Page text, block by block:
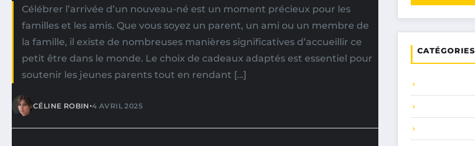
Célébrer l’arrivée d’un nouveau-né est un moment précieux pour les
familles et les amis. Que vous soyez un parent, un ami ou un membre de
la famille, il existe de nombreuses manières significatives d’accueillir ce
petit être dans le monde. Le choix de cadeaux adaptés est essentiel pour
soutenir les jeunes parents tout en rendant […]
CÉLINE ROBIN•4 AVRIL 2025
CATÉGORIES